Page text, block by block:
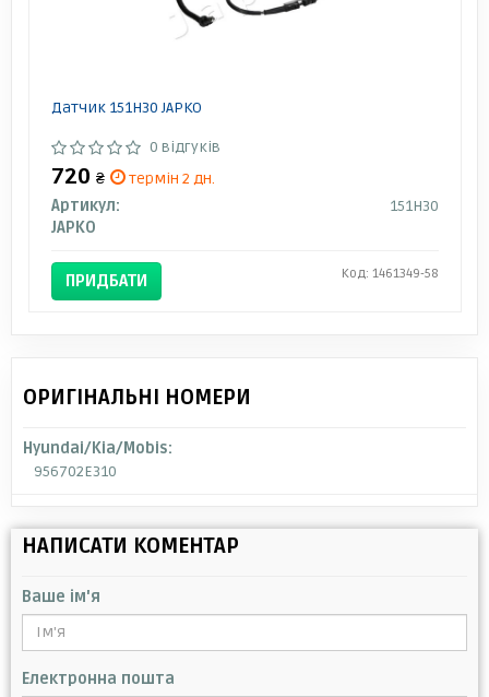
Датчик 151H30 JAPKO
0 відгуків
720 ₴
термін 2 дн.
Артикул:
151H30
JAPKO
ПРИДБАТИ Код: 1461349-58
ОРИГІНАЛЬНІ НОМЕРИ
Hyundai/Kia/Mobis:
956702E310
НАПИСАТИ КОМЕНТАР
Ваше ім'я
Електронна пошта